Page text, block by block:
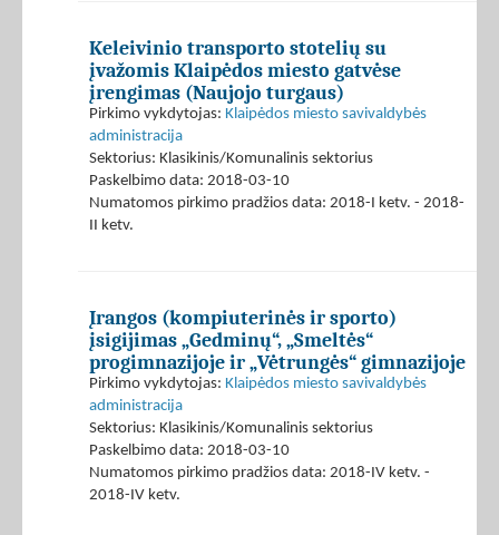
Keleivinio transporto stotelių su
įvažomis Klaipėdos miesto gatvėse
įrengimas (Naujojo turgaus)
Pirkimo vykdytojas: Klaipėdos miesto savivaldybės
administracija
Sektorius: Klasikinis/Komunalinis sektorius
Paskelbimo data: 2018-03-10
Numatomos pirkimo pradžios data: 2018-I ketv. - 2018-
II ketv.
Įrangos (kompiuterinės ir sporto)
įsigijimas „Gedminų“, „Smeltės“
progimnazijoje ir „Vėtrungės“ gimnazijoje
Pirkimo vykdytojas: Klaipėdos miesto savivaldybės
administracija
Sektorius: Klasikinis/Komunalinis sektorius
Paskelbimo data: 2018-03-10
Numatomos pirkimo pradžios data: 2018-IV ketv. -
2018-IV ketv.